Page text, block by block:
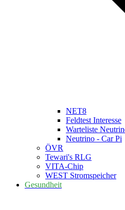
NET8
Feldtest Interesse
Warteliste
Neutrino - Car Pi
ÖVR
Tewari's RLG
VITA-Chip
WEST Stromspeicher
Gesundheit